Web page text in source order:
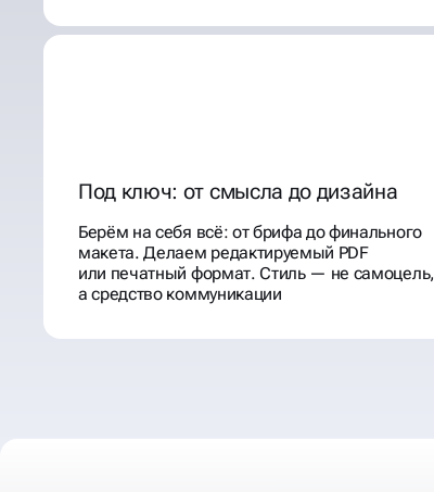
Под ключ: от смысла до дизайна
Берём на себя всё: от брифа до финального
макета. Делаем редактируемый PDF
или печатный формат. Стиль — не самоцель,
а средство коммуникации